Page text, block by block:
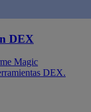
DEX
Magic
DEX.